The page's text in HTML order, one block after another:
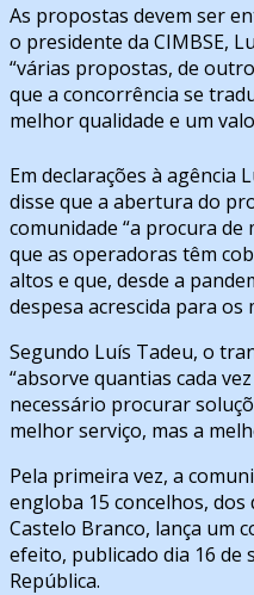
As propostas devem ser
o presidente da CIMBSE,
“várias propostas, de
que a concorrência se
melhor qualidade e um
Em declarações à agência
disse que a abertura do
comunidade “a procura de
que as operadoras têm
altos e que, desde a
despesa acrescida para os
Segundo Luís Tadeu, o
“absorve quantias cada
necessário procurar
melhor serviço, mas a
Pela primeira vez, a
engloba 15 concelhos,
Castelo Branco, lança um
efeito, publicado dia 16 de
República.